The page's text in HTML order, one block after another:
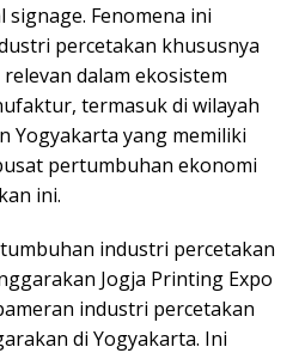
Fenomena ini
percetakan khususnya
dalam ekosistem
termasuk di wilayah
Yogyakarta yang memiliki
pertumbuhan ekonomi
ini.
industri percetakan
Jogja Printing Expo
industri percetakan
di Yogyakarta. Ini